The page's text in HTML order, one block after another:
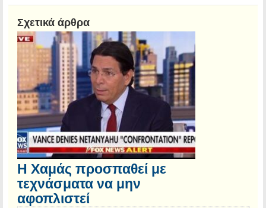
Σχετικά άρθρα
Η Χαμάς προσπαθεί με
τεχνάσματα να μην
αφοπλιστεί